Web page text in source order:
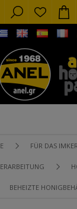
FÜR DAS
BEHEIZTE